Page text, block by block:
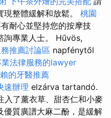
整體緩解和放鬆。 桃園
耐心並堅持您的按摩技
詢專業人士。 Hűvös,
推薦討論區 napfénytől
法律服務的lawyer
的牙醫推薦
速辦理 elzárva tartandó.
入了薰衣草、甜杏仁和小麥
優質廣譜大麻二酚，是緩解